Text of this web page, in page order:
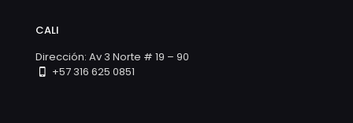
CALI
Dirección: Av 3 Norte # 19 – 90
+57 316 625 0851